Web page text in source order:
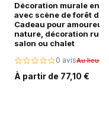
Décoration murale en
avec scène de forêt de
Cadeau pour amoureux
nature, décoration
salon ou chalet
0 avisAu lieu
À partir de 77,10 €